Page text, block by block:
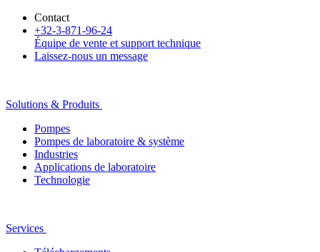
Contact
+32-3-871-96-24
Équipe de vente et support technique
Laissez-nous un message
Solutions & Produits
Pompes
Pompes de laboratoire & système
Industries
Applications de laboratoire
Technologie
Services